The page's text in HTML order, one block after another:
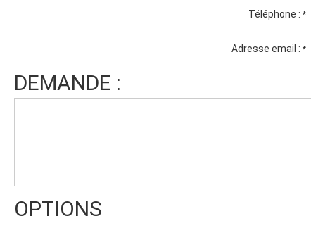
Téléphone : *
Adresse email : *
DEMANDE :
OPTIONS